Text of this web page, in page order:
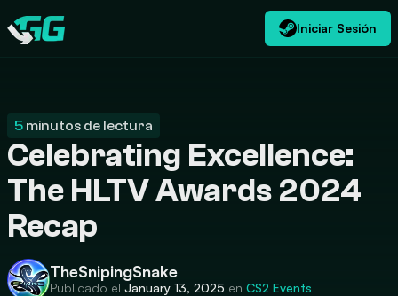
Swap.gg
Iniciar Sesión
CATEGORIES ES $ USD
5 minutos de lectura
Celebrating Excellence:
The HLTV Awards 2024
Recap
TheSnipingSnake
Publicado el January 13, 2025 en CS2 Events